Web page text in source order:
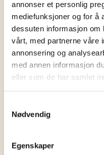
annonser et personlig
mediefunksjoner og for å
dessuten informasjon om
vårt, med partnerne våre
annonsering og
med annen informasjon
eller som de har samlet
Nødvendig
Egenskaper
Regntrekk
Kosefille/sutt/bamse